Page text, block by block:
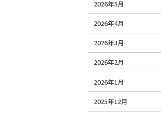
2026年5月
2026年4月
2026年3月
2026年2月
2026年1月
2025年12月